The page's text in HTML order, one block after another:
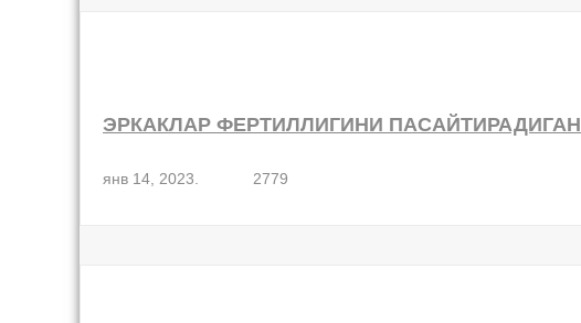
ЭРКАКЛАР ФЕРТИЛЛИГИНИ
янв 14, 2023. 2779